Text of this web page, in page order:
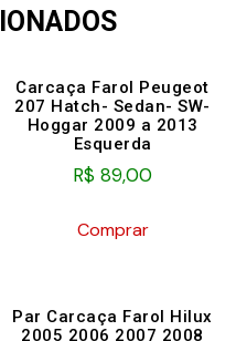
Carcaça Farol Peugeot
207 Hatch- Sedan- SW-
Hoggar 2009 a 2013
Esquerda
R$ 89,00
Comprar
Par Carcaça Farol Hilux
2005 2006 2007 2008